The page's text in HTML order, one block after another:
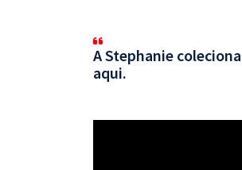
A Stephanie
aqui.